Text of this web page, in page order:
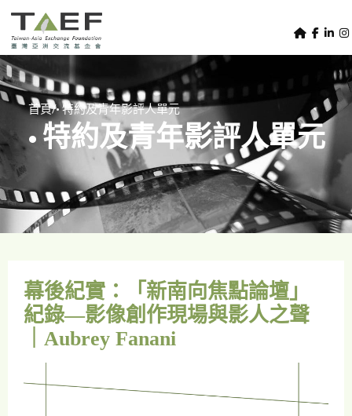
Skip to main content
TAEF
s
e
m
e
u
o
m
e
g
e
m
e
首頁/• 特約及青年影評人單元
• 特約及青年影評人單元
幕後紀實：「新南向焦點論壇」
紀錄—影像創作現場與影人之聲
｜Aubrey Fanani